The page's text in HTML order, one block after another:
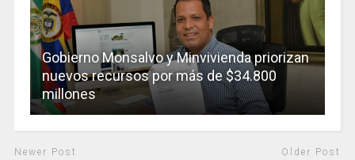
Gobierno Monsalvo y Minvivienda priorizan
nuevos recursos por más de $34.800
millones
Newer Post Older Post